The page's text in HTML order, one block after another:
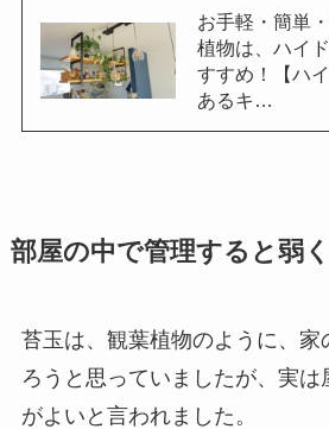
お手軽・簡単
植物は、ハイ
すすめ！【ハ
あるキ…
部屋の中で管理すると弱
苔玉は、観葉植物のように、家
ろうと思っていましたが、実は
がよいと言われました。